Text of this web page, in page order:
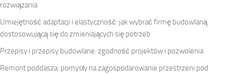
rozwiązania
Umiejętność adaptacji i elastyczność: jak wybrać firmę budowlaną
dostosowującą się do zmieniających się potrzeb
Przepisy i przepisy budowlane: zgodność projektów i pozwolenia
Remont poddasza: pomysły na zagospodarowanie przestrzeni pod